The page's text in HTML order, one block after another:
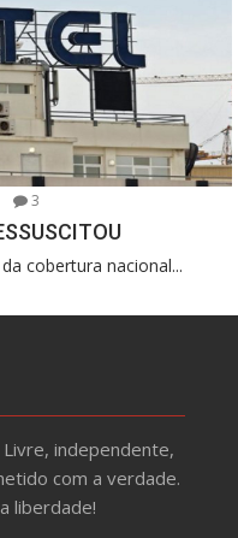
3
cobertura nacional...
Livre, independente,
com a verdade.
liberdade!